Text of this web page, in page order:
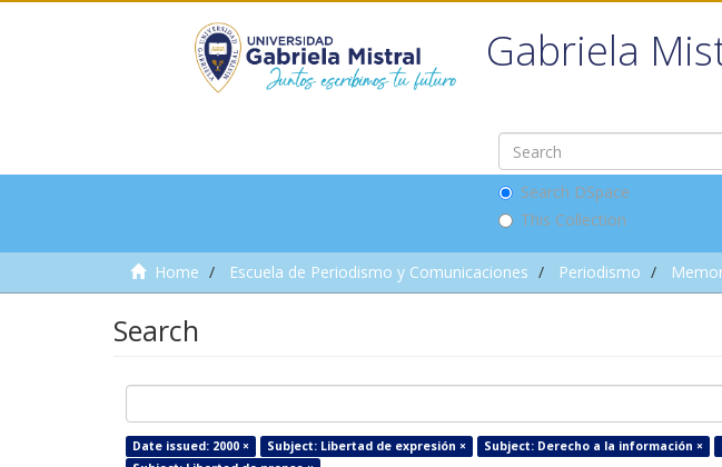
Gabriela
Search DSpace
This Collection
Home Escuela de Periodismo y Comunicaciones Periodismo
Search
Date issued: 2000 × Subject: Libertad de expresión × Subject: Derecho a la información ×